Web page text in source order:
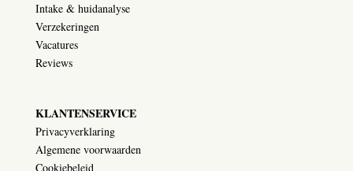
Intake & huidanalyse
Verzekeringen
Vacatures
Reviews
KLANTENSERVICE
Privacyverklaring
Algemene voorwaarden
Cookiebeleid